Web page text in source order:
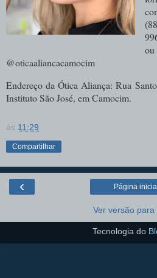
@oticaaliancacamocim
Endereço da Ótica Aliança: Rua
Instituto São José, em Camocim.
às 11:29
Compartilhar
‹ Página inicial
Ver versão para
Tecnologia do